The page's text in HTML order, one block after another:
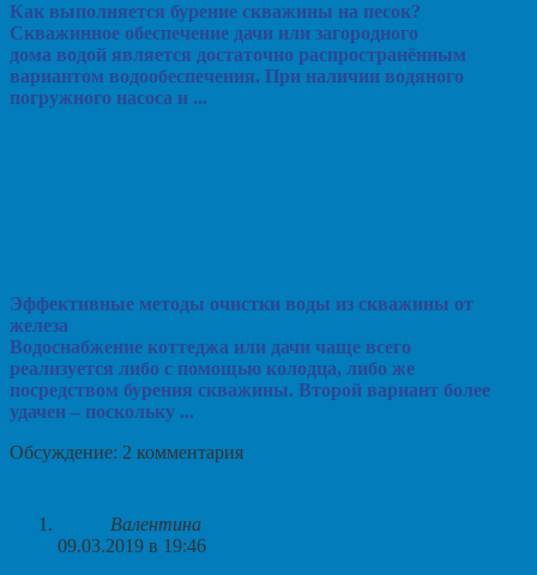
Как выполняется бурение скважины на песок?
Скважинное обеспечение дачи или загородного
дома водой является достаточно распространённым
вариантом водообеспечения. При наличии водяного
погружного насоса и ...
Эффективные методы очистки воды из скважины от
железа
Водоснабжение коттеджа или дачи чаще всего
реализуется либо с помощью колодца, либо же
посредством бурения скважины. Второй вариант более
удачен – поскольку ...
Обсуждение: 2 комментария
Валентина
09.03.2019 в 19:46